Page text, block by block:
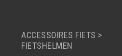
ACCESSOIRES FIETS >
FIETSHELMEN